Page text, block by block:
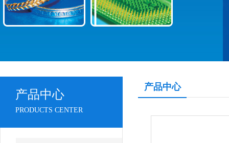
产品中心
PRODUCTS CENTER
产品中心